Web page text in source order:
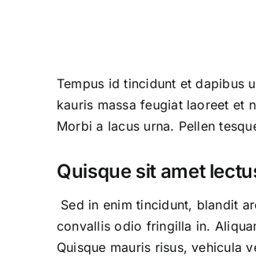
Tempus id tincidunt et dapibus
kauris massa feugiat laoreet et
Morbi a lacus urna. Pellen
Quisque sit amet
Sed in enim tincidunt, blandit
convallis odio fringilla in.
Quisque mauris risus, vehicula